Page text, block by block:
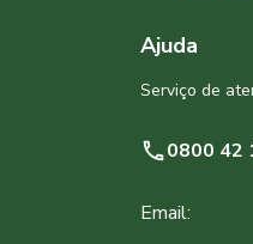
Ajuda
Serviço de
0800 42
Email: